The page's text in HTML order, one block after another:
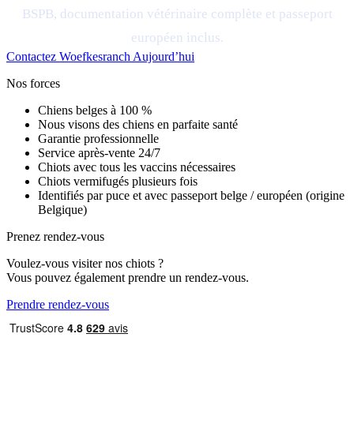
BSPB, documentation vétérinaire complète et passeport
européen inclus.
Contactez Woefkesranch Aujourd’hui
Nos forces
Chiens belges à 100 %
Nous visons des chiens en parfaite santé
Garantie professionnelle
Service après-vente 24/7
Chiots avec tous les vaccins nécessaires
Chiots vermifugés plusieurs fois
Identifiés par puce et avec passeport belge / européen (origine
Belgique)
Prenez rendez-vous
Voulez-vous visiter nos chiots ?
Vous pouvez également prendre un rendez-vous.
Prendre rendez-vous